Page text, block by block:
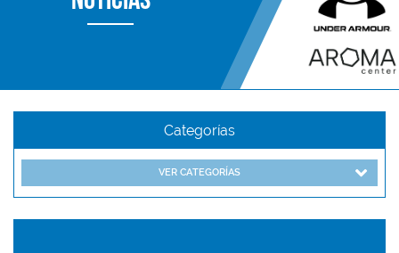
Categorías
VER CATEGORÍAS